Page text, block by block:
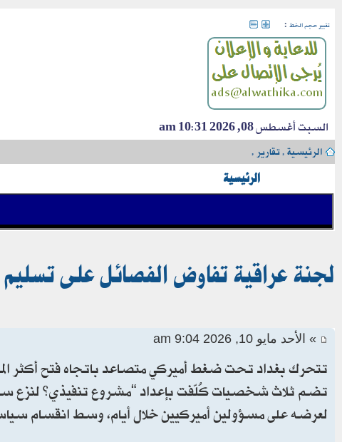
تغيير حجم الخط :
السبت أغسطس 08, 2026 10:31 am
الرئيسية›تقارير›
الرئيسية
لجنة عراقية تفاوض الفصائل على
» الأحد مايو 10, 2026 9:04 am
تتحرك بغداد تحت ضغط أميركي متصاعد باتجاه فتح أكثر
تضم ثلاث شخصيات كُلّفت بإعداد “مشروع تنفيذي” لنزع
لعرضه على مسؤولين أميركيين خلال أيام، وسط انقسام